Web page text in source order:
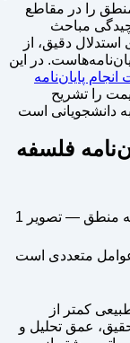
را در مقاطع
مباحث
دقیق، از
در این
انجام پایان‌نامه
را تشریح
دانشجویانی است
فلسفه
متعددی است
کمتر از
عمق تحلیل و